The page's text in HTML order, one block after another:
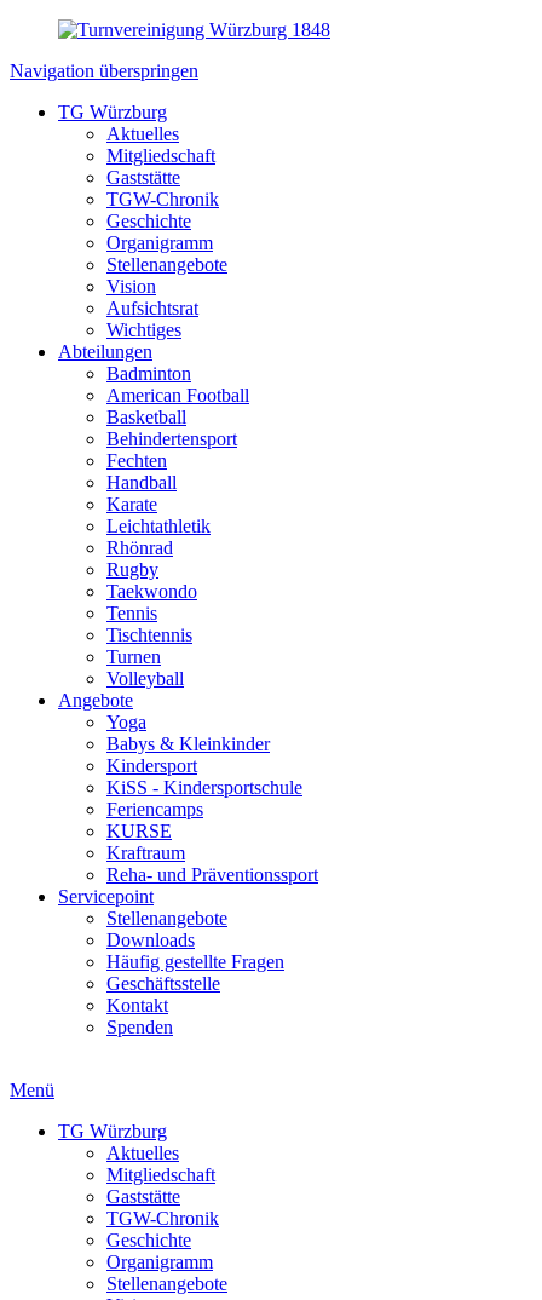
Navigation überspringen
TG Würzburg
Aktuelles
Mitgliedschaft
Gaststätte
TGW-Chronik
Geschichte
Organigramm
Stellenangebote
Vision
Aufsichtsrat
Wichtiges
Abteilungen
Badminton
American Football
Basketball
Behindertensport
Fechten
Handball
Karate
Leichtathletik
Rhönrad
Rugby
Taekwondo
Tennis
Tischtennis
Turnen
Volleyball
Angebote
Yoga
Babys & Kleinkinder
Kindersport
KiSS - Kindersportschule
Feriencamps
KURSE
Kraftraum
Reha- und Präventionssport
Servicepoint
Stellenangebote
Downloads
Häufig gestellte Fragen
Geschäftsstelle
Kontakt
Spenden
Menü
TG Würzburg
Aktuelles
Mitgliedschaft
Gaststätte
TGW-Chronik
Geschichte
Organigramm
Stellenangebote